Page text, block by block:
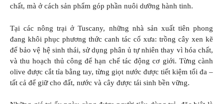
chất, mà ở cách sản phẩm góp phần nuôi dưỡng hành tinh.
Tại các nông trại ở Tuscany, những nhà sản xuất tiên phong
đang khôi phục phương thức canh tác cổ xưa: trồng cây xen kẽ
để bảo vệ hệ sinh thái, sử dụng phân ủ tự nhiên thay vì hóa chất,
và thu hoạch thủ công để hạn chế tác động cơ giới. Từng cành
olive được cắt tỉa bằng tay, từng giọt nước được tiết kiệm tối đa –
tất cả để giữ cho đất, nước và cây được tái sinh bền vững.